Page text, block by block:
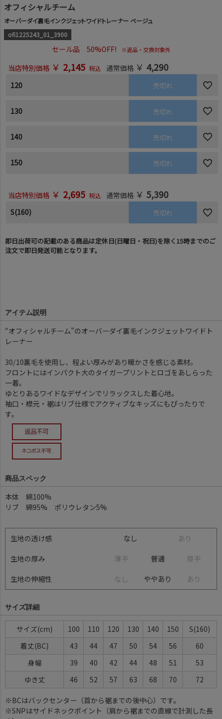
オフィシャルチーム
オーバーダイ裏毛インクジェットワイドトレーナー ベージュ
ofi1225243_01_3900
セール品 50%OFF! ※返品・交換対象外
当店特別価格 ￥ 2,145 税込 通常価格 ￥ 4,290
120 売切れ
130 売切れ
140 売切れ
150 売切れ
当店特別価格 ￥ 2,695 税込 通常価格 ￥ 5,390
S(160) 売切れ
即日出荷可の記載のある商品は定休日(日曜日・祝日)を除く15時までのご
注文で即日発送可能となります。
アイテム説明
“オフィシャルチーム”のオーバーダイ裏毛インクジェットワイドト
レーナー
30/10裏毛を使用し、程よい厚みがあり暖かさを感じる素材。
フロントにはインパクト大のタイガープリントとロゴをあしらった
一着。
ゆとりあるワイドなデザインでリラックスした着心地。
袖口・襟元・裾はリブ仕様でアクティブなキッズにもぴったりで
す。
商品スペック
本体 綿100%
リブ 綿95% ポリウレタン5%
生地の透け感 なし あ り
生地の厚み 薄手 普通 厚手
生地の伸縮性 な し ややあり あ り
サイズ詳細
サイズ(cm) 100 110 120 130 140 150
S(160)
着丈(BC)
43 44 47 50 54 56
60
身幅
39 40 42 44 48 51
53
ゆき丈
46 52 57 63 68 70 72
※BCはバックセンター（首から裾までの後中心）です。
※SNPはサイドネックポイント（肩から裾までの直線で計測した長